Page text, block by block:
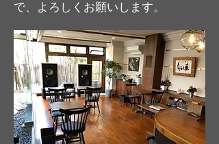
で、よろしくお願いします。